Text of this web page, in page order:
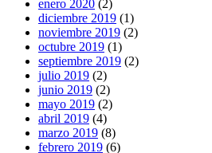
enero 2020 (2)
diciembre 2019 (1)
noviembre 2019 (2)
octubre 2019 (1)
septiembre 2019 (2)
julio 2019 (2)
junio 2019 (2)
mayo 2019 (2)
abril 2019 (4)
marzo 2019 (8)
febrero 2019 (6)